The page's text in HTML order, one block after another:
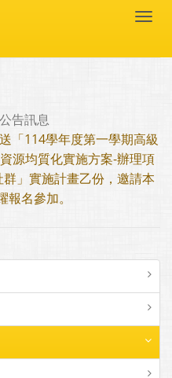
公告訊息
「114學年度第一學期高級
源均質化實施方案-辦理項
」實施計畫乙份，邀請本
名參加。